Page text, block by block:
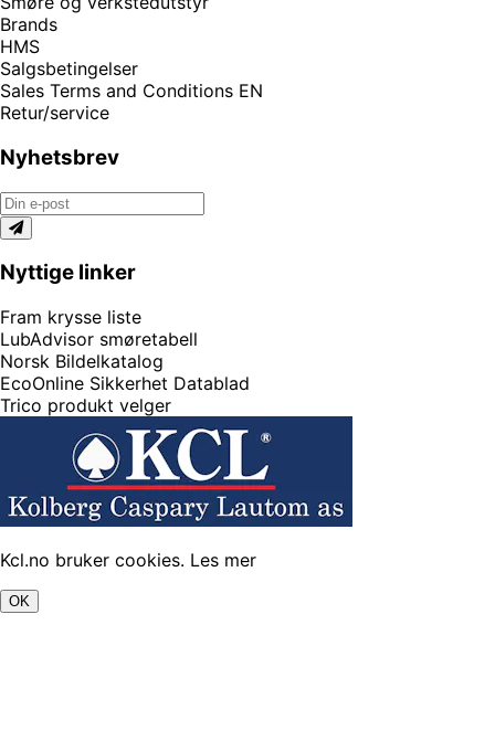
Brands
HMS
Salgsbetingelser
Sales Terms and Conditions EN
Retur/service
Nyhetsbrev
Nyttige linker
Fram krysse liste
LubAdvisor smøretabell
Norsk Bildelkatalog
EcoOnline Sikkerhet Datablad
Trico produkt velger
Kcl.no bruker cookies. Les mer
OK